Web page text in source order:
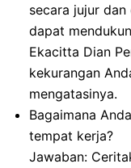
secara jujur
dapat
Ekacitta Dian
kekurangan
mengatasinya.
Bagaimana
tempat kerja?
Jawaban: